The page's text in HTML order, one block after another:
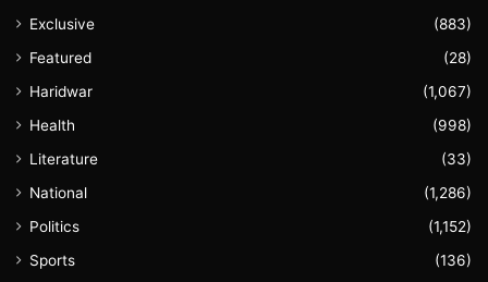
Exclusive
(883)
Featured
(28)
Haridwar
(1,067)
Health
(998)
Literature
(33)
National
(1,286)
Politics
(1,152)
Sports
(136)